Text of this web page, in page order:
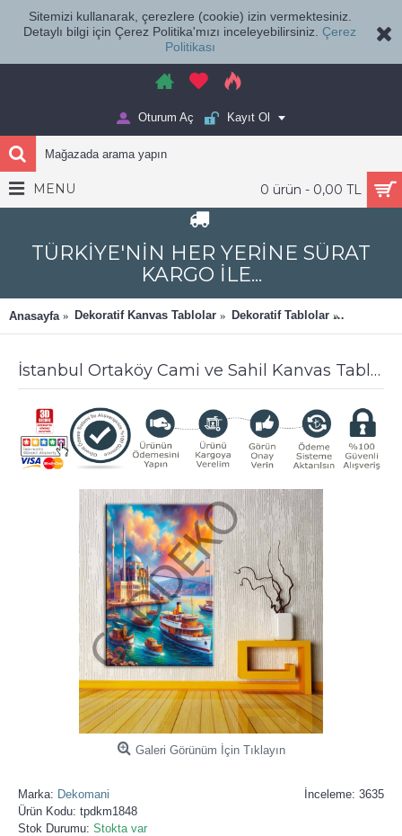
Sitemizi kullanarak, çerezlere (cookie) izin vermektesiniz.
Detaylı bilgi için Çerez Politika'mızı inceleyebilirsiniz. Çerez
Politikası
Oturum Aç Kayıt Ol
0 ürün - 0,00 TL
MENU
TÜRKİYE'NİN HER YERİNE SÜRAT
KARGO İLE...
Anasayfa Dekoratif Kanvas Tablolar Dekoratif Tablolar
İstanbul Ortaköy Cami ve Sahil Kanvas Tablo dkmr350
Galeri Görünüm İçin Tıklayın
İnceleme: 3635
Marka: Dekomani
Ürün Kodu: tpdkm1848
Stok Durumu: Stokta var